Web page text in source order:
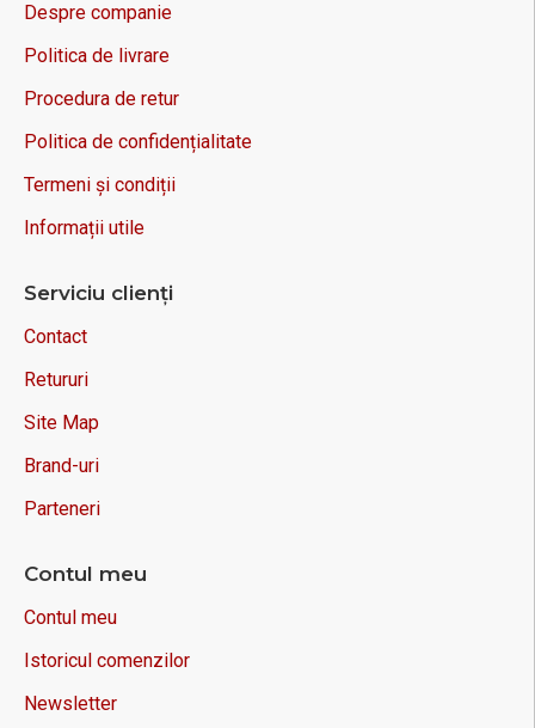
Despre companie
Politica de livrare
Procedura de retur
Politica de confidențialitate
Termeni și condiții
Informații utile
Serviciu clienți
Contact
Retururi
Site Map
Brand-uri
Parteneri
Contul meu
Contul meu
Istoricul comenzilor
Newsletter